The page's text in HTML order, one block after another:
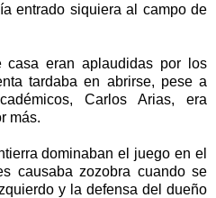
entrado siquiera al campo de
casa eran aplaudidas por los
tardaba en abrirse, pese a
Carlos Arias, era
más.
dominaban el juego en el
causaba zozobra cuando se
y la defensa del dueño